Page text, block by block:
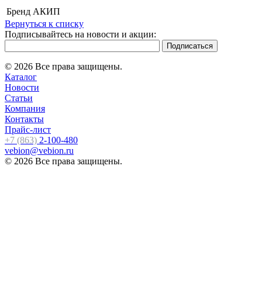
Бренд АКИП
Вернуться к списку
Подписывайтесь на новости и акции:
© 2026 Все права защищены.
Каталог
Новости
Статьи
Компания
Контакты
Прайс-лист
+7 (863) 2-100-480
vebion@vebion.ru
© 2026 Все права защищены.